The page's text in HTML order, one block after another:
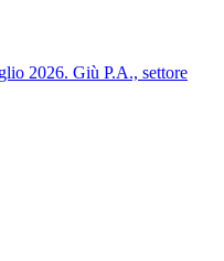
2026. Giù P.A., settore